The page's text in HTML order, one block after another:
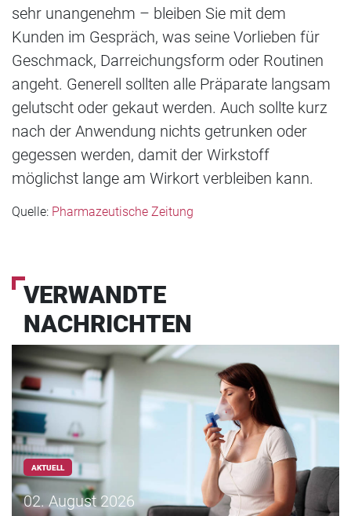
sehr unangenehm – bleiben Sie mit dem
Kunden im Gespräch, was seine Vorlieben für
Geschmack, Darreichungsform oder Routinen
angeht. Generell sollten alle Präparate langsam
gelutscht oder gekaut werden. Auch sollte kurz
nach der Anwendung nichts getrunken oder
gegessen werden, damit der Wirkstoff
möglichst lange am Wirkort verbleiben kann.
Quelle: Pharmazeutische Zeitung
VERWANDTE
NACHRICHTEN
AKTUELL
02. August 2026